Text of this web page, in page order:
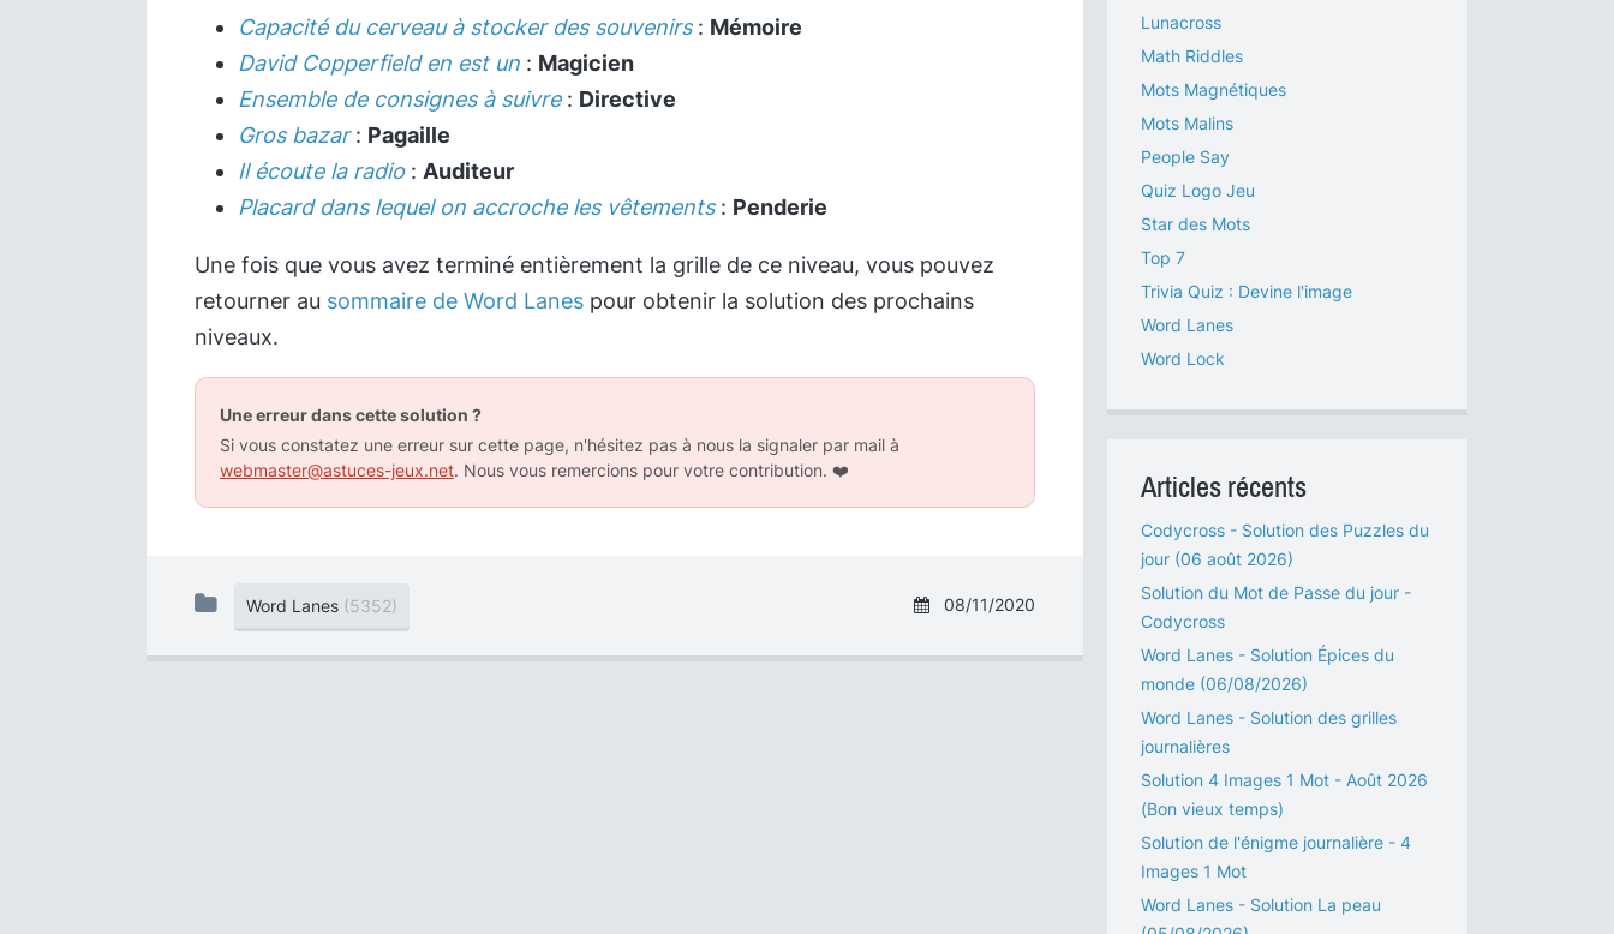
Capacité du cerveau à stocker des souvenirs: Mémoire
David Copperfield en est un : Magicien
Ensemble de consignes à suivre: Directive
Gros bazar: Pagaille
Il écoute la radio: Auditeur
Placard dans lequel on accroche les vêtements: Penderie
Une fois que vous avez terminé entièrement la grille de ce niveau, vous pouvez
retourner au sommaire de Word Lanes pour obtenir la solution des prochains
niveaux.
Une erreur dans cette solution ?
Si vous constatez une erreur sur cette page, n'hésitez pas à nous la signaler par mail à
webmaster@astuces-jeux.net. Nous vous remercions pour votre contribution. ❤️
08/11/2020
Word Lanes (5352)
Lunacross
Math Riddles
Mots Magnétiques
Mots Malins
People Say
Quiz Logo Jeu
Star des Mots
Top 7
Trivia Quiz : Devine l'image
Word Lanes
Word Lock
Articles récents
Codycross - Solution des Puzzles du
jour (06 août 2026)
Solution du Mot de Passe du jour -
Codycross
Word Lanes - Solution Épices du
monde (06/08/2026)
Word Lanes - Solution des grilles
journalières
Solution 4 Images 1 Mot - Août 2026
(Bon vieux temps)
Solution de l'énigme journalière - 4
Images 1 Mot
Word Lanes - Solution La peau